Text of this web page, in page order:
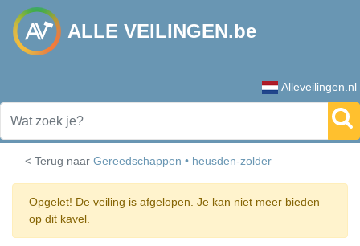
ALLE VEILINGEN.be
Alleveilingen.nl
< Terug naar Gereedschappen • heusden-zolder
Opgelet! De veiling is afgelopen. Je kan niet meer bieden
op dit kavel.